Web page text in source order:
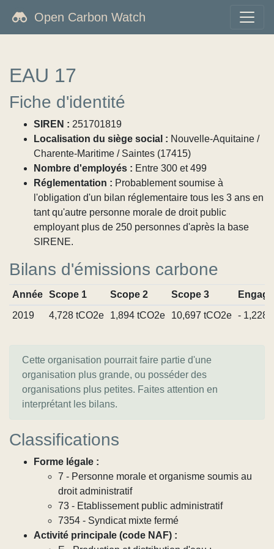
Open Carbon Watch
EAU 17
Fiche d'identité
SIREN : 251701819
Localisation du siège social : Nouvelle-Aquitaine /
Charente-Maritime / Saintes (17415)
Nombre d'employés : Entre 300 et 499
Réglementation : Probablement soumise à
l'obligation d'un bilan réglementaire tous les 3 ans en
tant qu'autre personne morale de droit public
employant plus de 250 personnes d'après la base
SIRENE.
Bilans d'émissions carbone
Année Scope 1 Scope 2 Scope 3
2019
4,728 tCO2e 1,894 tCO2e 10,697 tCO2e - 1,228
Cette organisation pourrait faire partie d'une
organisation plus grande, ou posséder des
organisations plus petites. Faites attention en
interprétant les bilans.
Classifications
Forme légale :
7 - Personne morale et organisme soumis au
droit administratif
73 - Etablissement public administratif
7354 - Syndicat mixte fermé
Activité principale (code NAF) :